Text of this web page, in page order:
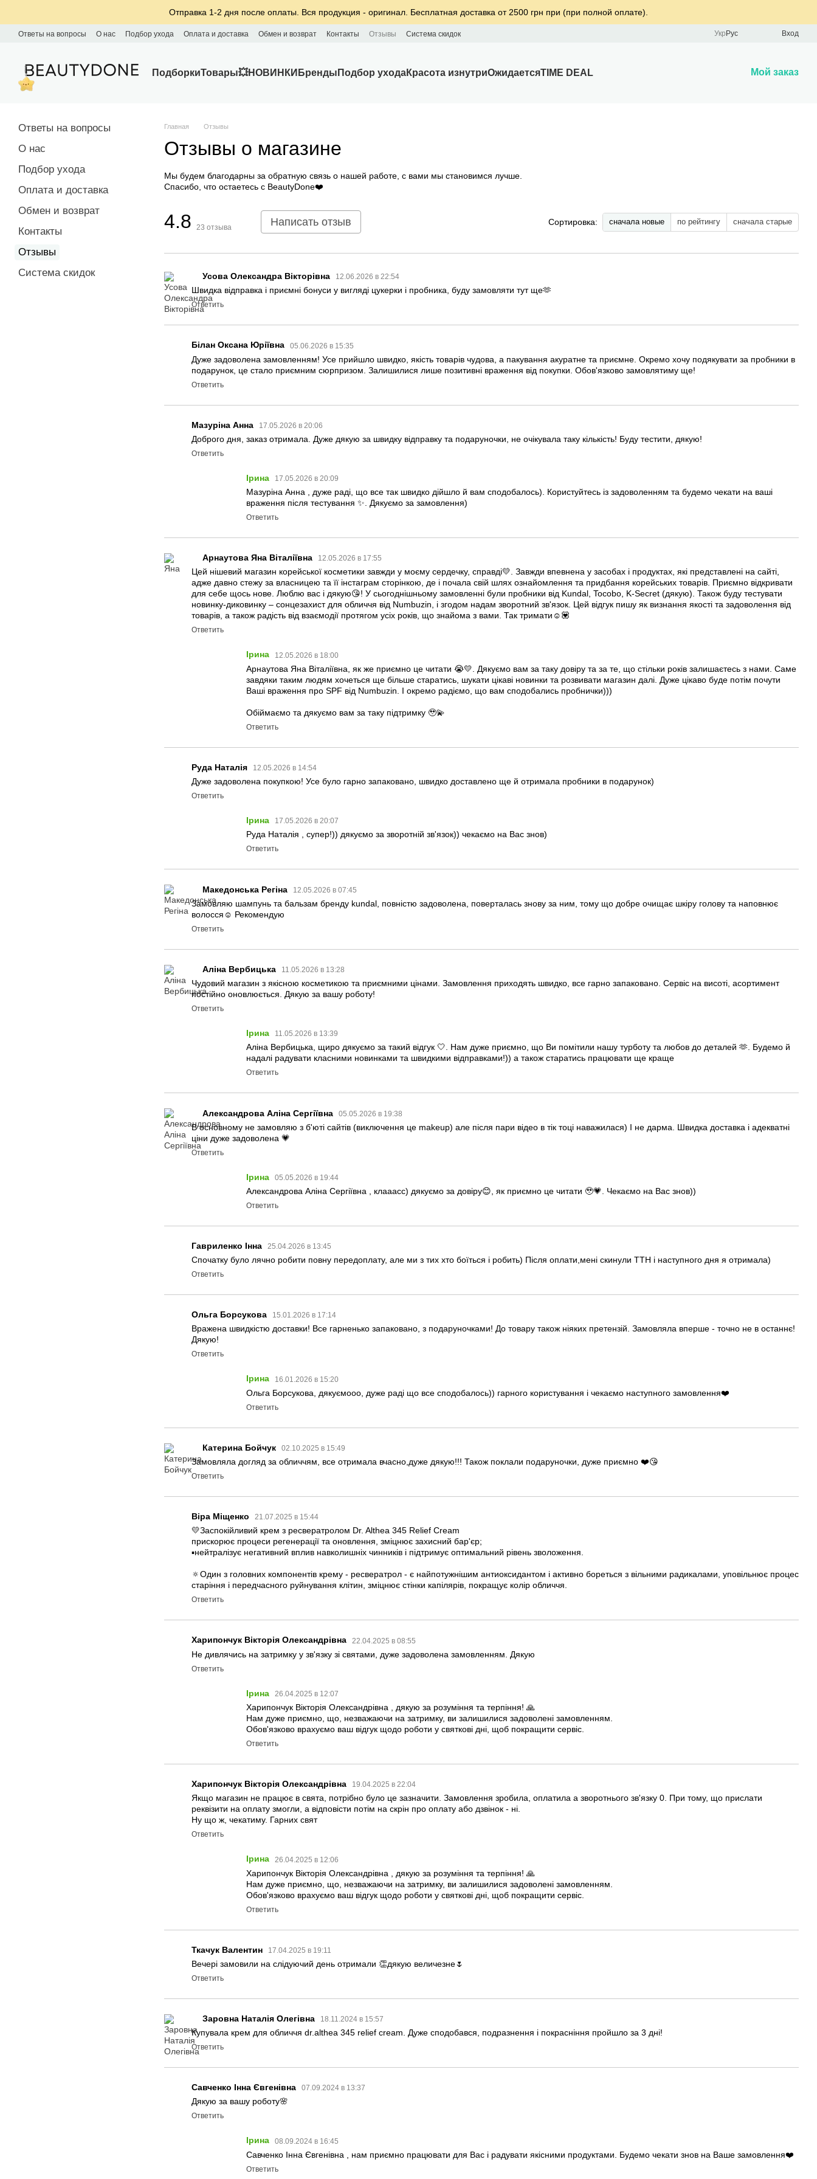
Отправка 1-2 дня после оплаты. Вся продукция - оригинал. Бесплатная доставка от 2500 грн при (при полной оплате).
Ответы на вопросы О нас Подбор ухода Оплата и доставка Обмен и возврат Контакты Отзывы Система скидок Укр Рус Вход
ПодборкиТовары💥НОВИНКИ Бренды Подбор уходаКрасота изнутриОжидаетсяTIME DEAL Мой заказ
Главная Отзывы
Отзывы о магазине
Мы будем благодарны за обратную связь о нашей работе, с вами мы становимся лучше.
Спасибо, что остаетесь с BeautyDone❤️
4.8 23 отзыва Написать отзыв Сортировка: сначала новые по рейтингу сначала старые
Усова Олександра Вікторівна 12.06.2026 в 22:54
Швидка відправка і приємні бонуси у вигляді цукерки і пробника, буду замовляти тут ще🫶
Ответить
Білан Оксана Юріївна 05.06.2026 в 15:35
Дуже задоволена замовленням! Усе прийшло швидко, якість товарів чудова, а пакування акуратне та приємне. Окремо хочу подякувати за пробники в
подарунок, це стало приємним сюрпризом. Залишилися лише позитивні враження від покупки. Обов'язково замовлятиму ще!
Ответить
Мазуріна Анна 17.05.2026 в 20:06
Доброго дня, заказ отримала. Дуже дякую за швидку відправку та подаруночки, не очікувала таку кількість! Буду тестити, дякую!
Ответить
Ірина 17.05.2026 в 20:09
Мазуріна Анна , дуже раді, що все так швидко дійшло й вам сподобалось). Користуйтесь із задоволенням та будемо чекати на ваші
враження після тестування ✨. Дякуємо за замовлення)
Ответить
Арнаутова Яна Віталіївна 12.05.2026 в 17:55
Цей нішевий магазин корейської косметики завжди у моєму сердечку, справді💛. Завжди впевнена у засобах і продуктах, які представлені на сайті,
адже давно стежу за власницею та її інстаграм сторінкою, де і почала свій шлях ознайомлення та придбання корейських товарів. Приємно відкривати
для себе щось нове. Люблю вас і дякую😘! У сьогоднішньому замовленні були пробники від Kundal, Tocobo, K-Secret (дякую). Також буду тестувати
новинку-диковинку – сонцезахист для обличчя від Numbuzin, і згодом надам зворотний зв'язок. Цей відгук пишу як визнання якості та задоволення від
товарів, а також радість від взаємодії протягом усіх років, що знайома з вами. Так тримати☺️💟
Ответить
Ірина 12.05.2026 в 18:00
Арнаутова Яна Віталіївна, як же приємно це читати 😭💛. Дякуємо вам за таку довіру та за те, що стільки років залишаєтесь з нами. Саме
завдяки таким людям хочеться ще більше старатись, шукати цікаві новинки та розвивати магазин далі. Дуже цікаво буде потім почути
Ваші враження про SPF від Numbuzin. І окремо радіємо, що вам сподобались пробнички)))
Обіймаємо та дякуємо вам за таку підтримку 🥹💫
Ответить
Руда Наталія 12.05.2026 в 14:54
Дуже задоволена покупкою! Усе було гарно запаковано, швидко доставлено ще й отримала пробники в подарунок)
Ответить
Ірина 17.05.2026 в 20:07
Руда Наталія , супер!)) дякуємо за зворотній зв'язок)) чекаємо на Вас знов)
Ответить
Македонська Регіна 12.05.2026 в 07:45
Замовляю шампунь та бальзам бренду kundal, повністю задоволена, поверталась знову за ним, тому що добре очищає шкіру голову та наповнює
волосся☺️ Рекомендую
Ответить
Аліна Вербицька 11.05.2026 в 13:28
Чудовий магазин з якісною косметикою та приємними цінами. Замовлення приходять швидко, все гарно запаковано. Сервіс на висоті, асортимент
постійно оновлюється. Дякую за вашу роботу!
Ответить
Ірина 11.05.2026 в 13:39
Аліна Вербицька, щиро дякуємо за такий відгук 🤍. Нам дуже приємно, що Ви помітили нашу турботу та любов до деталей 🫶. Будемо й
надалі радувати класними новинками та швидкими відправками!)) а також старатись працювати ще краще
Ответить
Александрова Аліна Сергіївна 05.05.2026 в 19:38
В основному не замовляю з б'юті сайтів (виключення це makeup) але після пари відео в тік тоці наважилася) І не дарма. Швидка доставка і адекватні
ціни дуже задоволена 💗
Ответить
Ірина 05.05.2026 в 19:44
Александрова Аліна Сергіївна , клааасс) дякуємо за довіру😊, як приємно це читати 🥹💗. Чекаємо на Вас знов))
Ответить
Гавриленко Інна 25.04.2026 в 13:45
Спочатку було лячно робити повну передоплату, але ми з тих хто боїться і робить) Після оплати,мені скинули ТТН і наступного дня я отримала)
Ответить
Ольга Борсукова 15.01.2026 в 17:14
Вражена швидкістю доставки! Все гарненько запаковано, з подаруночками! До товару також ніяких претензій. Замовляла вперше - точно не в останнє!
Дякую!
Ответить
Ірина 16.01.2026 в 15:20
Ольга Борсукова, дякуємооо, дуже раді що все сподобалось)) гарного користування і чекаємо наступного замовлення❤️
Ответить
Катерина Бойчук 02.10.2025 в 15:49
Замовляла догляд за обличчям, все отримала вчасно,дуже дякую!!! Також поклали подаруночки, дуже приємно ❤️😘
Ответить
Віра Міщенко 21.07.2025 в 15:44
💛Заспокійливий крем з ресвератролом Dr. Althea 345 Relief Cream
прискорює процеси регенерації та оновлення, зміцнює захисний бар'єр;
▪️нейтралізує негативний вплив навколишніх чинників і підтримує оптимальний рівень зволоження.
🔅Один з головних компонентів крему - ресвератрол - є найпотужнішим антиоксидантом і активно бореться з вільними радикалами, уповільнює процес
старіння і передчасного руйнування клітин, зміцнює стінки капілярів, покращує колір обличчя.
Ответить
Харипончук Вікторія Олександрівна 22.04.2025 в 08:55
Не дивлячись на затримку у зв'язку зі святами, дуже задоволена замовленням. Дякую
Ответить
Ірина 26.04.2025 в 12:07
Харипончук Вікторія Олександрівна , дякую за розуміння та терпіння! 🙏
Нам дуже приємно, що, незважаючи на затримку, ви залишилися задоволені замовленням.
Обов'язково врахуємо ваш відгук щодо роботи у святкові дні, щоб покращити сервіс.
Ответить
Харипончук Вікторія Олександрівна 19.04.2025 в 22:04
Якщо магазин не працює в свята, потрібно було це зазначити. Замовлення зробила, оплатила а зворотнього зв'язку 0. При тому, що прислати
реквізити на оплату змогли, а відповісти потім на скрін про оплату або дзвінок - ні.
Ну що ж, чекатиму. Гарних свят
Ответить
Ірина 26.04.2025 в 12:06
Харипончук Вікторія Олександрівна , дякую за розуміння та терпіння! 🙏
Нам дуже приємно, що, незважаючи на затримку, ви залишилися задоволені замовленням.
Обов'язково врахуємо ваш відгук щодо роботи у святкові дні, щоб покращити сервіс.
Ответить
Ткачук Валентин 17.04.2025 в 19:11
Вечері замовили на слідуючий день отримали 👏дякую величезне🌷
Ответить
Заровна Наталія Олегівна 18.11.2024 в 15:57
Купувала крем для обличчя dr.althea 345 relief cream. Дуже сподобався, подразнення і покрасніння пройшло за 3 дні!
Ответить
Савченко Інна Євгенівна 07.09.2024 в 13:37
Дякую за вашу роботу🌸
Ответить
Ірина 08.09.2024 в 16:45
Савченко Інна Євгенівна , нам приємно працювати для Вас і радувати якісними продуктами. Будемо чекати знов на Ваше замовлення❤️
Ответить
Ответы на вопросы
О нас
Подбор ухода
Оплата и доставка
Обмен и возврат
Контакты
Отзывы
Система скидок